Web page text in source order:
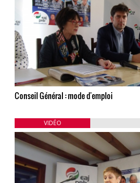
Conseil Général : mode d'emploi
VIDÉO